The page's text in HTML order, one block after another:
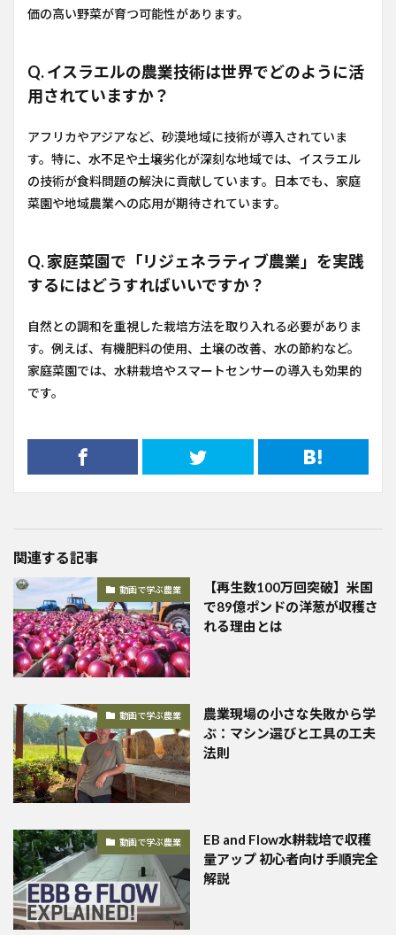
価の高い野菜が育つ可能性があります。
Q. イスラエルの農業技術は世界でどのように活
用されていますか？
アフリカやアジアなど、砂漠地域に技術が導入されていま
す。特に、水不足や土壌劣化が深刻な地域では、イスラエル
の技術が食料問題の解決に貢献しています。日本でも、家庭
菜園や地域農業への応用が期待されています。
Q. 家庭菜園で「リジェネラティブ農業」を実践
するにはどうすればいいですか？
自然との調和を重視した栽培方法を取り入れる必要がありま
す。例えば、有機肥料の使用、土壌の改善、水の節約など。
家庭菜園では、水耕栽培やスマートセンサーの導入も効果的
です。
関連する記事
動画で学ぶ農業
【再生数100万回突破】米国
で89億ポンドの洋葱が収穫さ
れる理由とは
動画で学ぶ農業
農業現場の小さな失敗から学
ぶ：マシン選びと工具の工夫
法則
動画で学ぶ農業
EB and Flow水耕栽培で収穫
量アップ 初心者向け手順完全
解説